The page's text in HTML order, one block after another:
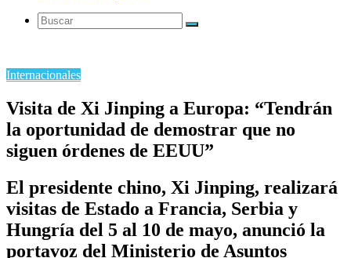
Buscar
Internacionales
Visita de Xi Jinping a Europa: “Tendrán
la oportunidad de demostrar que no
siguen órdenes de EEUU”
El presidente chino, Xi Jinping, realizará
visitas de Estado a Francia, Serbia y
Hungría del 5 al 10 de mayo, anunció la
portavoz del Ministerio de Asuntos